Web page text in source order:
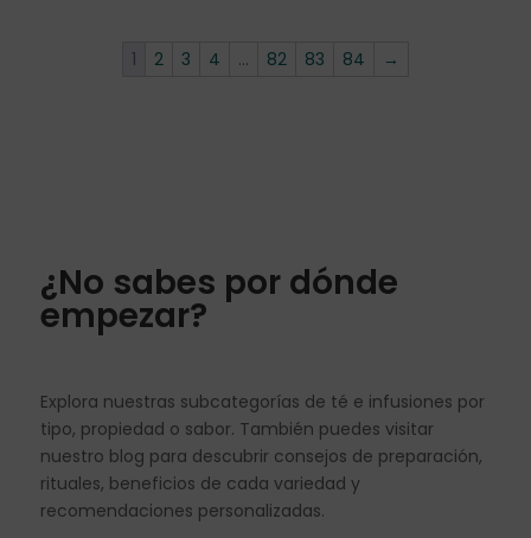
1 2 3 4 … 82 83 84 →
¿No sabes por dónde
empezar?
Explora nuestras subcategorías de té e infusiones por
tipo, propiedad o sabor. También puedes visitar
nuestro blog para descubrir consejos de preparación,
rituales, beneficios de cada variedad y
recomendaciones personalizadas.